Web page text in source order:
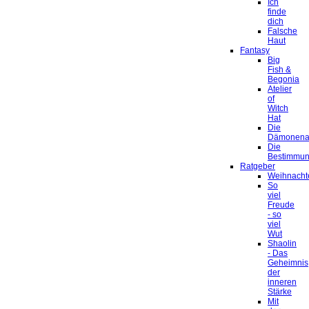
Ich
finde
dich
Falsche
Haut
Fantasy
Big
Fish &
Begonia
Atelier
of
Witch
Hat
Die
Die
Ratgeber
So
viel
Freude
- so
viel
Wut
Shaolin
- Das
Geheimnis
der
inneren
Stärke
Mit